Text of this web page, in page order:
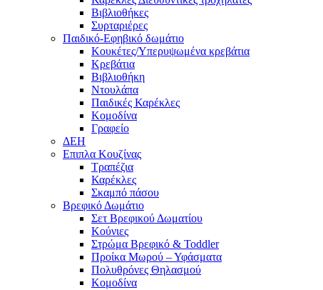
Βιβλιοθήκες
Συρταριέρες
Παιδικό-Εφηβικό δωμάτιο
Κουκέτες/Υπερυψωμένα κρεβάτια
Κρεβάτια
Βιβλιοθήκη
Ντουλάπα
Παιδικές Καρέκλες
Κομοδίνα
Γραφείο
ΔΕΗ
Επιπλα Κουζίνας
Τραπέζια
Καρέκλες
Σκαμπό πάσου
Βρεφικό Δωμάτιο
Σετ Βρεφικού Δωματίου
Κούνιες
Στρώμα Βρεφικό & Toddler
Προίκα Μωρού – Υφάσματα
Πολυθρόνες Θηλασμού
Κομοδίνα